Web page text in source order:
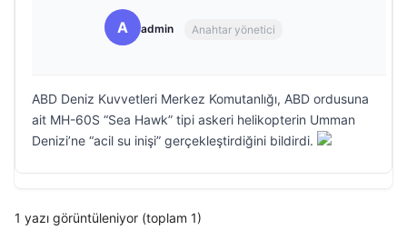
A admin Anahtar yönetici
ABD Deniz Kuvvetleri Merkez Komutanlığı, ABD ordusuna
ait MH-60S “Sea Hawk” tipi askeri helikopterin Umman
Denizi’ne “acil su inişi” gerçekleştirdiğini bildirdi.
1 yazı görüntüleniyor (toplam 1)